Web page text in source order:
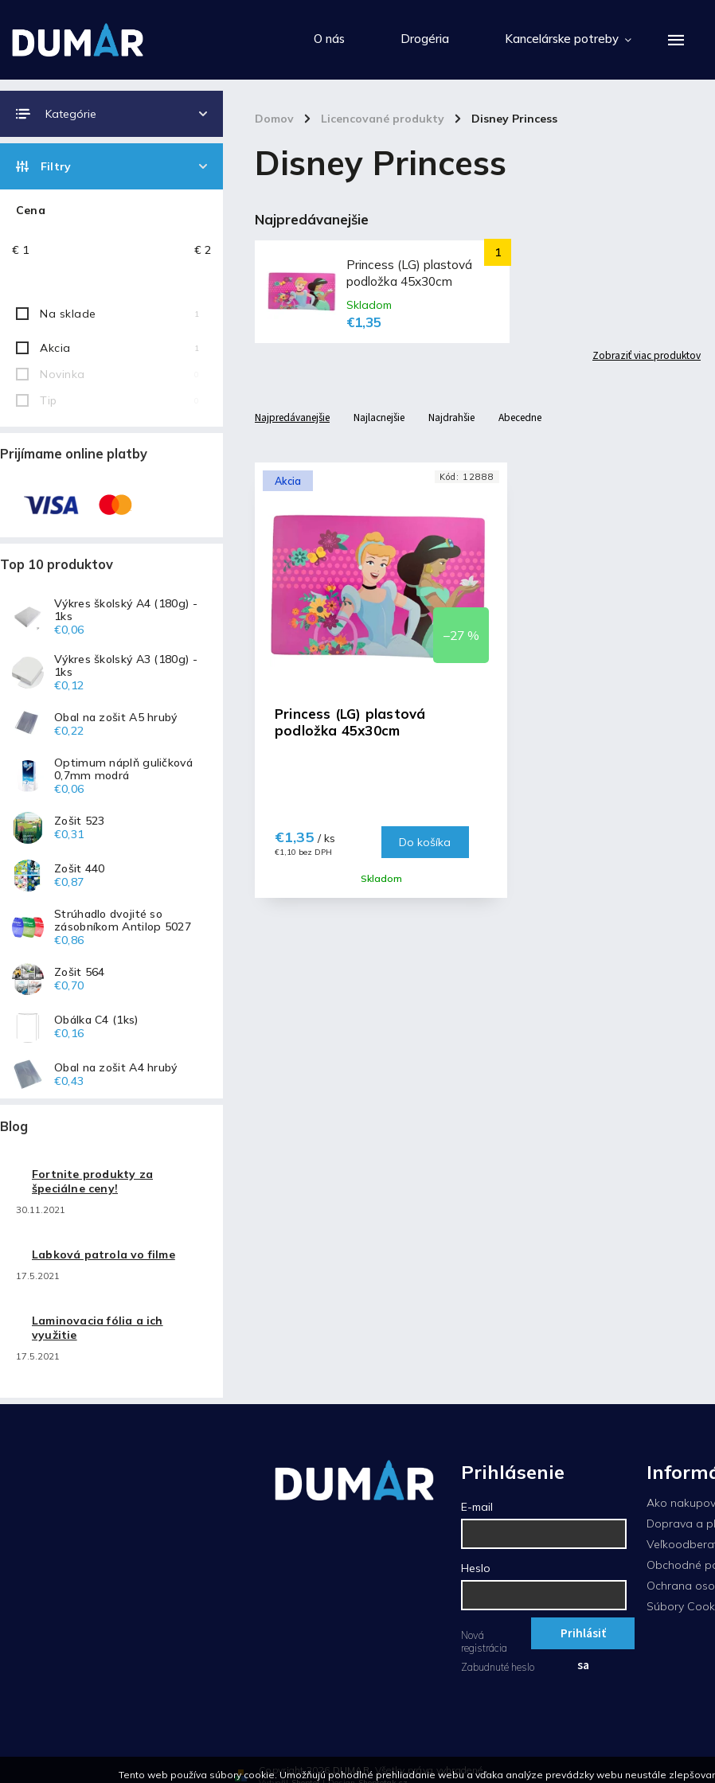
Tento web používa súbory cookie. Umožňujú pohodlné prehliadanie webu a vďaka analýze prevádzky webu neustále
O nás Drogéria Kancelárske potreby
Domov / Licencované produkty / Disney Princess
Kategórie
Filtry
Cena
€ 1 € 2
Na sklade 1
Akcia 1
Novinka
Tip
Prijímame online platby
Top 10 produktov
Výkres školský A4 (180g) -
1ks
€0,06
Výkres školský A3 (180g) -
1ks
€0,12
Obal na zošit A5 hrubý
€0,22
Optimum náplň guličková
0,7mm modrá
€0,06
Zošit 523
€0,31
Zošit 440
€0,87
Strúhadlo dvojité so
zásobníkom Antilop 5027
€0,86
Zošit 564
€0,70
Obálka C4 (1ks)
€0,16
Obal na zošit A4 hrubý
€0,43
Blog
Fortnite produkty za
špeciálne ceny!
30.11.2021
Labková patrola vo filme
17.5.2021
Laminovacia fólia a ich
využitie
17.5.2021
Disney Princess
Najpredávanejšie
Princess (LG) plastová
podložka 45x30cm
Skladom
€1,35
Zobraziť viac produktov
Najpredávanejšie Najlacnejšie Najdrahšie Abecedne
Akcia
–27 %
Princess (LG) plastová
podložka 45x30cm
Skladom
€1,10 bez DPH
€1,35 / ks Do košíka
Kód: 12888
Prihlásenie
E-mail
Heslo
Prihlásiť
sa
Nová
registrácia
Zabudnuté heslo
Ako
Doprava a
Obchodné
Ochrana
Súbory
Copyright 2026 DUMAR. Všetky práva vyhradené.